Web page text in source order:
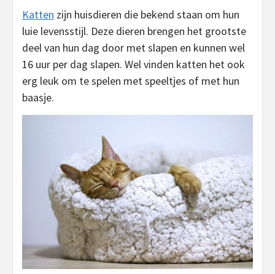
Katten zijn huisdieren die bekend staan om hun
luie levensstijl. Deze dieren brengen het grootste
deel van hun dag door met slapen en kunnen wel
16 uur per dag slapen. Wel vinden katten het ook
erg leuk om te spelen met speeltjes of met hun
baasje.